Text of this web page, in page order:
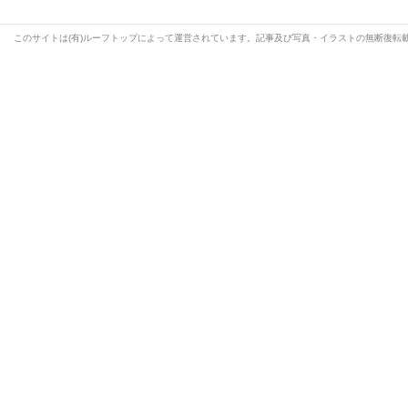
このサイトは(有)ルーフトップによって運営されています。記事及び写真・イラストの無断復転